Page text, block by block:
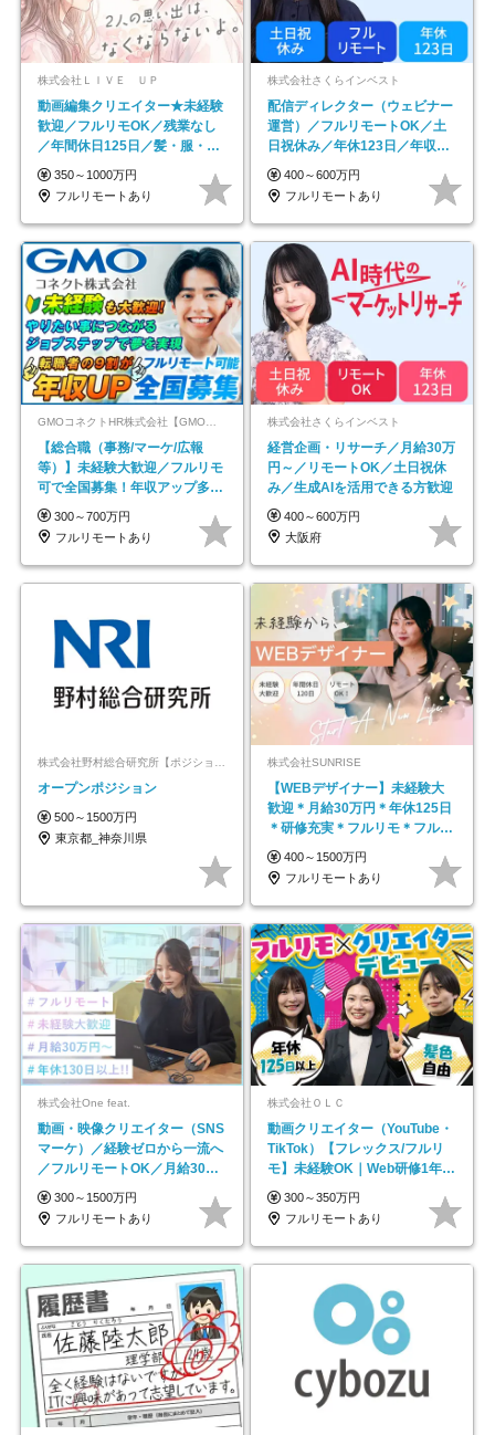
株式会社ＬＩＶＥ ＵＰ
動画編集クリエイター★未経験
歓迎／フルリモOK／残業なし
／年間休日125日／髪・服・ネ
イル自由／研修充実で安心
350～1000万円
フルリモートあり
株式会社さくらインベスト
配信ディレクター（ウェビナー
運営）／フルリモートOK／土
日祝休み／年休123日／年収
600万円可
400～600万円
フルリモートあり
GMOコネクトHR株式会社【GMOインターネットグループ】
【総合職（事務/マーケ/広報
等）】未経験大歓迎／フルリモ
可で全国募集！年収アップ多数
★年休最大130日★
300～700万円
フルリモートあり
株式会社さくらインベスト
経営企画・リサーチ／月給30万
円～／リモートOK／土日祝休
み／生成AIを活用できる方歓迎
400～600万円
大阪府
オープンポジション
500～1500万円
東京都_神奈川県
株式会社SUNRISE
【WEBデザイナー】未経験大
歓迎＊月給30万円＊年休125日
＊研修充実＊フルリモ＊フルフ
レックス＊
400～1500万円
フルリモートあり
株式会社One feat.
動画・映像クリエイター（SNS
マーケ）／経験ゼロから一流へ
／フルリモートOK／月給30万
円～／年休130日以上
300～1500万円
フルリモートあり
株式会社ＯＬＣ
動画クリエイター（YouTube・
TikTok）【フレックス/フルリ
モ】未経験OK｜Web研修1年間
｜副業OK
300～350万円
フルリモートあり